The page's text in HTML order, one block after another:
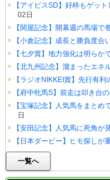
【アイビスSD】好枠もゲッ
02日
【関屋記念】開幕週の馬場で
【小倉記念】成長と勝負度合
【七夕賞】地力強化は明らか
【北九州記念】溜まったエネ
【ラジオNIKKEI賞】先行有利
【府中牝馬S】前走は叩き台
【宝塚記念】人気馬をまとめ
日
【安田記念】人気馬に死角
【日本ダービー】ヒモ探しが
一覧へ